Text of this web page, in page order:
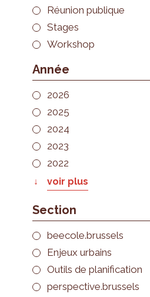
Réunion publique
Stages
Workshop
Année
2026
2025
2024
2023
2022
voir plus
Section
beecole.brussels
Enjeux urbains
Outils de planification
perspective.brussels